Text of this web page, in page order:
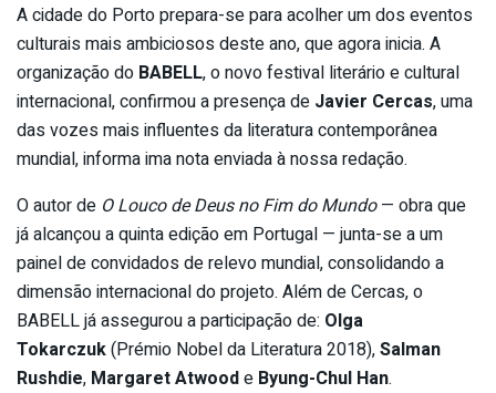
A cidade do Porto prepara-se para acolher um dos eventos
culturais mais ambiciosos deste ano, que agora inicia. A
organização do BABELL, o novo festival literário e cultural
internacional, confirmou a presença de Javier Cercas, uma
das vozes mais influentes da literatura contemporânea
mundial, informa ima nota enviada à nossa redação.
O autor de O Louco de Deus no Fim do Mundo— obra que
já alcançou a quinta edição em Portugal — junta-se a um
painel de convidados de relevo mundial, consolidando a
dimensão internacional do projeto. Além de Cercas, o
BABELL já assegurou a participação de: Olga
Tokarczuk(Prémio Nobel da Literatura 2018),Salman
Rushdie, Margaret Atwoode Byung-Chul Han.